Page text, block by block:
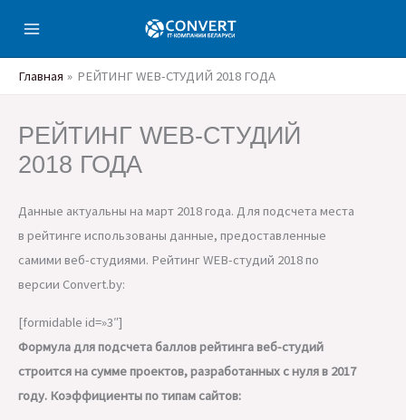
содержимому
Главная
РЕЙТИНГ WEB-СТУДИЙ 2018 ГОДА
РЕЙТИНГ WEB-СТУДИЙ
2018 ГОДА
Данные актуальны на март 2018 года. Для подсчета места
в рейтинге использованы данные, предоставленные
самими веб-студиями. Рейтинг WEB-студий 2018 по
версии Convert.by:
[formidable id=»3″]
Формула для подсчета баллов рейтинга веб-студий
строится на сумме проектов, разработанных с нуля в 2017
году. Коэффициенты по типам сайтов: